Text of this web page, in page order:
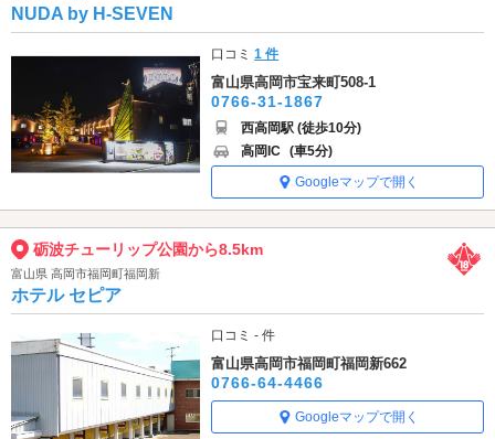
NUDA by H-SEVEN
口コミ1 件
富山県高岡市宝来町508-1
0766-31-1867
西高岡駅 (徒歩10分)
高岡IC (車5分)
Googleマップで開く
砺波チューリップ公園から8.5km
富山県 高岡市福岡町福岡新
ホテル セピア
口コミ - 件
富山県高岡市福岡町福岡新662
0766-64-4466
Googleマップで開く